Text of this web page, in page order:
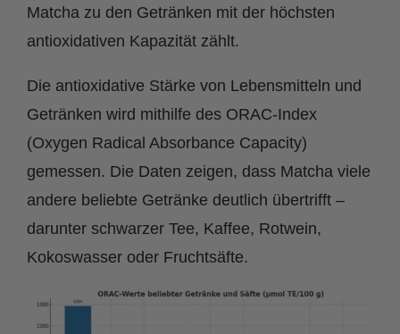
Matcha zu den Getränken mit der höchsten
antioxidativen Kapazität zählt.
Die antioxidative Stärke von Lebensmitteln und
Getränken wird mithilfe des ORAC-Index
(Oxygen Radical Absorbance Capacity)
gemessen. Die Daten zeigen, dass Matcha viele
andere beliebte Getränke deutlich übertrifft –
darunter schwarzer Tee, Kaffee, Rotwein,
Kokoswasser oder Fruchtsäfte.